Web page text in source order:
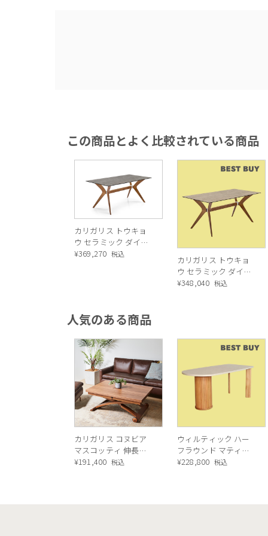
＜TOKYOセラミック ダイニングテーブ
1.異素材MIXデザイン
2.カッコよくお手入れ簡単◎なセラミッ
3.使いやすいサイズ感
1.異素材MIXデザイン
この商品とよく比較されている商品
カリガリス トウキョ
ウ セラミック ダイニ
ングテーブル ／
¥369,270 税込
カリガリス トウキョ
ウ セラミック ダイニ
ングテーブル ／
¥348,040 税込
人気のある商品
カリガリス コヌビア
マスコッティ 伸長・
昇降式テーブル ／
¥191,400 税込
ウィルティック ハー
フラウンド マティエ
ラ塗装 ダイニングテ
¥228,800 税込